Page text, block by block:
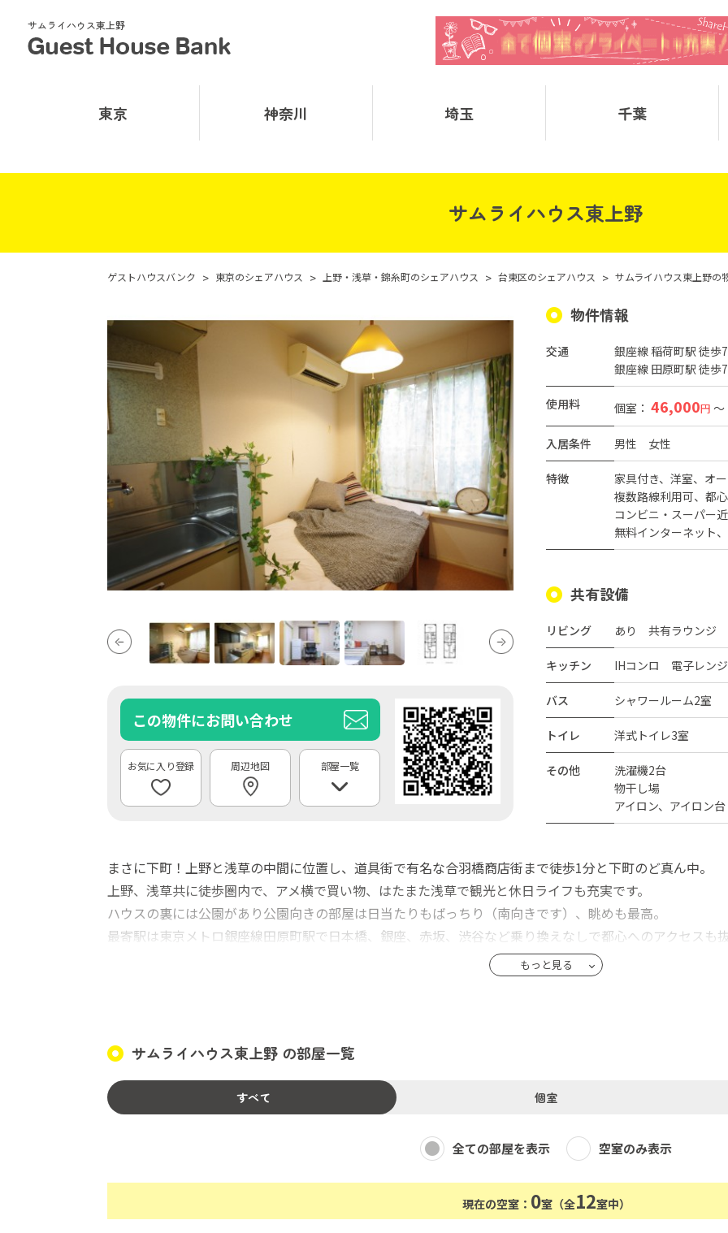
サムライハウス東上野
東京 神奈川 埼玉 千葉
サムライハウス東上野
ゲストハウスバンク > 東京のシェアハウス > 上野・浅草・錦糸町のシェアハウス > 台東区のシェアハウス > サムライハウス東上野の
この物件にお問い合わせ
周辺地図 部屋一覧
物件情報
交通
銀座線 稲荷町駅 徒歩
銀座線 田原町駅 徒歩
使用料 個室： 46,000円 ～
入居条件 男性 女性
特徴 家具付き 洋室 オ
複数路線利用可
都
コンビニ・スーパー
無料インターネット
共有設備
リビング あり 共有ラウンジ
キッチン IHコンロ 電子レン
バス シャワールーム2室
トイレ 洋式トイレ3室
その他
洗濯機2台
物干し場
アイロン、アイロン台
まさに下町！上野と浅草の中間に位置し、道具街で有名な合羽橋商店街まで徒歩1分と下町のど真ん中。
上野、浅草共に徒歩圏内で、アメ横で買い物、はたまた浅草で観光と休日ライフも充実です。
ハウスの裏には公園があり公園向きの部屋は日当たりもばっちり（南向きです）、眺めも最高。
最寄駅は東京メトロ銀座線田原町駅で日本橋、銀座、赤坂、渋谷など乗り換えなしで都心へのアクセスも抜
もっと見る
サムライハウス東上野 の部屋一覧
すべて 個室
全ての部屋を表示 空室のみ表示
現在の空室： 0室（全12室中）